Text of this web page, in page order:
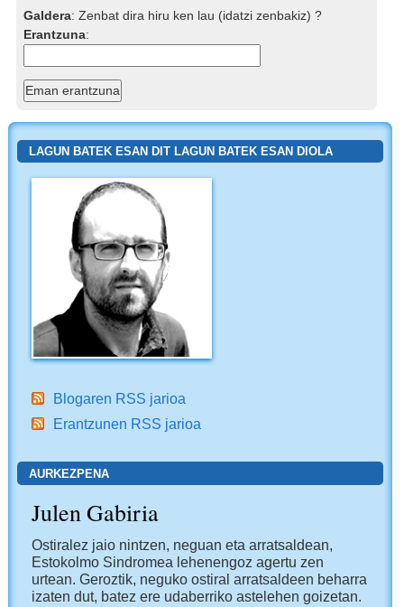
Galdera:Zenbat dira hiru ken lau (idatzi zenbakiz) ?
Erantzuna:
LAGUN BATEK ESAN DIT LAGUN BATEK ESAN DIOLA
Blogaren RSS jarioa
Erantzunen RSS jarioa
AURKEZPENA
Julen Gabiria
Ostiralez jaio nintzen, neguan eta arratsaldean,
Estokolmo Sindromea lehenengoz agertu zen
urtean. Geroztik, neguko ostiral arratsaldeen beharra
izaten dut, batez ere udaberriko astelehen goizetan.